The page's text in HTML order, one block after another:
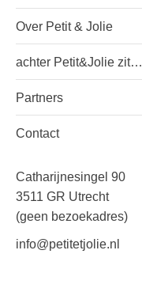
Over Petit & Jolie
achter Petit&Jolie zit…
Partners
Contact
Catharijnesingel 90
3511 GR Utrecht
(geen bezoekadres)
info@petitetjolie.nl